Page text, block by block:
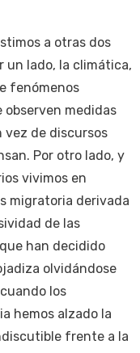
a otras dos
un lado, la climática,
fenómenos
observen medidas
de discursos
Por otro lado, y
vivimos en
migratoria derivada
de las
han decidido
olvidándose
los
hemos alzado la
frente a la